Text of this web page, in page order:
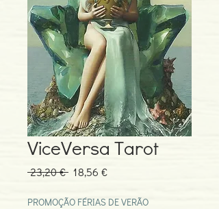
ViceVersa Tarot
23,20 € Preço
18,56 €Preço
PROMOÇÃO FÉRIAS DE VERÃO